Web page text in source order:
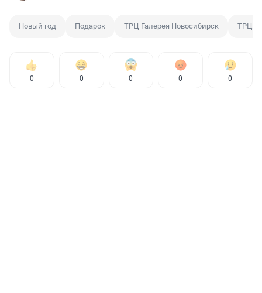
Новый год Подарок ТРЦ Галерея Новосибирск ТРЦ
0 0 0 0 0